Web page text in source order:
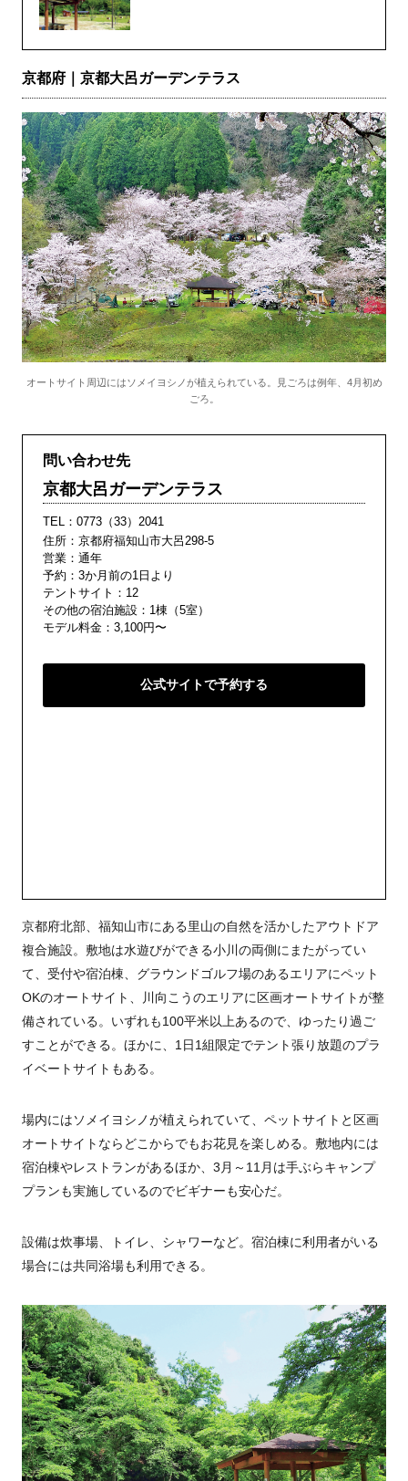
京都府｜京都大呂ガーデンテラス
オートサイト周辺にはソメイヨシノが植えられている。見ごろは例年、4月初め
ごろ。
問い合わせ先
京都大呂ガーデンテラス
TEL： 0773（33）2041
住所：京都府福知山市大呂298-5
営業：通年
予約：3か月前の1日より
テントサイト：12
その他の宿泊施設：1棟（5室）
モデル料金：3,100円〜
公式サイトで予約する
京都府北部、福知山市にある里山の自然を活かしたアウトドア
複合施設。敷地は水遊びができる小川の両側にまたがってい
て、受付や宿泊棟、グラウンドゴルフ場のあるエリアにペット
OKのオートサイト、川向こうのエリアに区画オートサイトが整
備されている。いずれも100平米以上あるので、ゆったり過ご
すことができる。ほかに、1日1組限定でテント張り放題のプラ
イベートサイトもある。
場内にはソメイヨシノが植えられていて、ペットサイトと区画
オートサイトならどこからでもお花見を楽しめる。敷地内には
宿泊棟やレストランがあるほか、3月～11月は手ぶらキャンプ
プランも実施しているのでビギナーも安心だ。
設備は炊事場、トイレ、シャワーなど。宿泊棟に利用者がいる
場合には共同浴場も利用できる。